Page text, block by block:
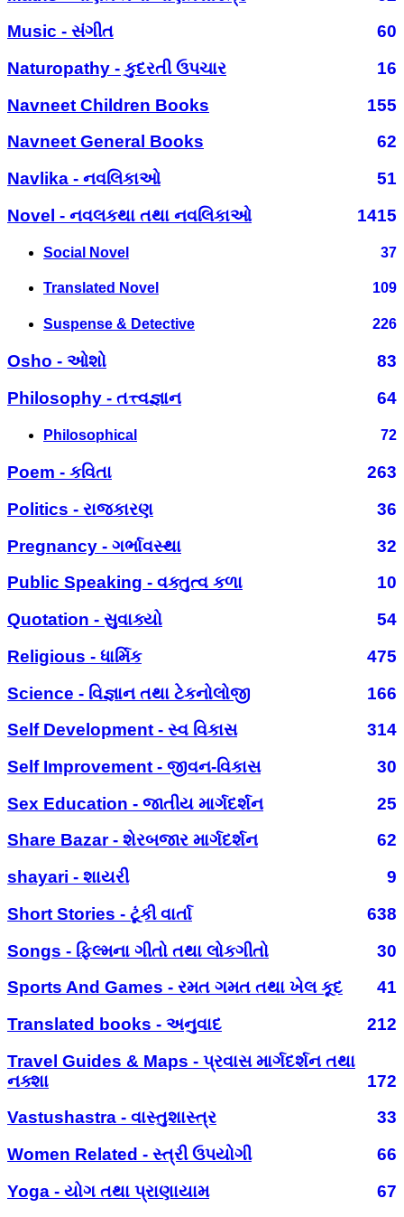
Music - સંગીત
60
Naturopathy - કુદરતી ઉપચાર
16
Navneet Children Books
155
Navneet General Books
62
Navlika - નવલિકાઓ
51
Novel - નવલકથા તથા નવલિકાઓ
1415
Social Novel 37
Translated Novel 109
Suspense & Detective 226
Osho - ઓશો
83
Philosophy - તત્ત્વજ્ઞાન
64
Philosophical 72
Poem - કવિતા
263
Politics - રાજકારણ
36
Pregnancy - ગર્ભાવસ્થા
32
Public Speaking - વક્તુત્વ કળા
10
Quotation - સુવાક્યો
54
Religious - ધાર્મિક
475
Science - વિજ્ઞાન તથા ટેકનોલોજી
166
Self Development - સ્વ વિકાસ
314
Self Improvement - જીવન-વિકાસ
30
Sex Education - જાતીય માર્ગદર્શન
25
Share Bazar - શેરબજાર માર્ગદર્શન
62
shayari - શાયરી
9
Short Stories - ટૂંકી વાર્તા
638
Songs - ફિલ્મના ગીતો તથા લોકગીતો
30
Sports And Games - રમત ગમત તથા ખેલ કૂદ
41
Translated books - અનુવાદ
212
Travel Guides & Maps - પ્રવાસ માર્ગદર્શન તથા
નક્શા
172
Vastushastra - વાસ્તુશાસ્ત્ર
33
Women Related - સ્ત્રી ઉપયોગી
66
Yoga - યોગ તથા પ્રાણાયામ
67